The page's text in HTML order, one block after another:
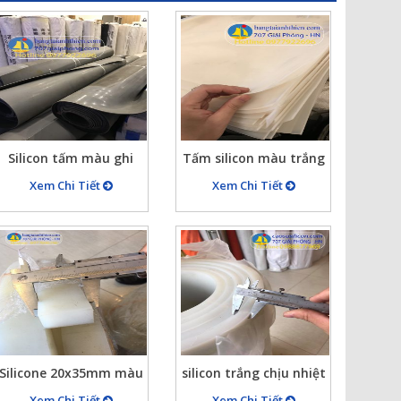
Silicon tấm màu ghi
giá rẻ
Xem Chi Tiết
Tấm silicon màu trắng
dày 2mm kích thước
(865×630)mm
Xem Chi Tiết
Silicone 20x35mm màu
silicon trắng chịu nhiệt